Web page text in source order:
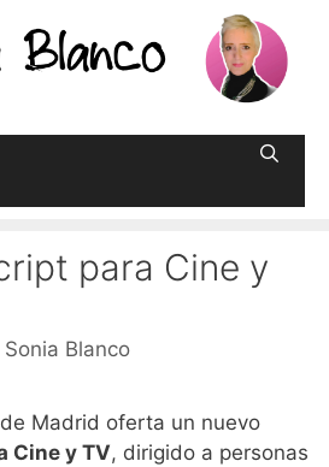
para Cine y
Sonia Blanco
Madrid oferta un nuevo
Cine y TV, dirigido a personas